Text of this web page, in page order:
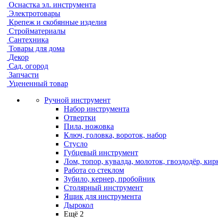
Оснастка эл. инструмента
Электротовары
Крепеж и скобянные изделия
Стройматериалы
Сантехника
Товары для дома
Декор
Сад, огород
Запчасти
Уцененный товар
Ручной инструмент
Набор инструмента
Отвертки
Пила, ножовка
Ключ, головка, вороток, набор
Стусло
Губцевый инструмент
Лом, топор, кувалда, молоток, гвоздодёр,
Работа со стеклом
Зубило, кернер, пробойник
Столярный инструмент
Ящик для инструмента
Дырокол
Ещё 2